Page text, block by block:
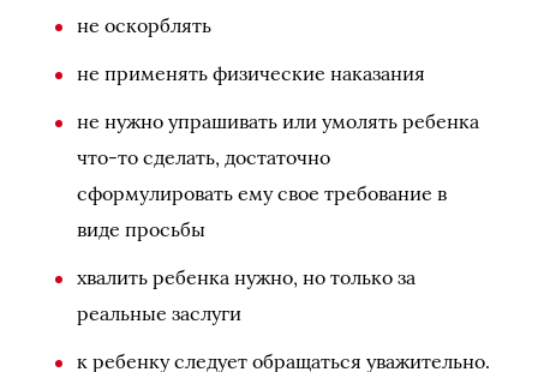
не оскорблять
не применять физические наказания
не нужно упрашивать или умолять ребенка
что-то сделать, достаточно
сформулировать ему свое требование в
виде просьбы
хвалить ребенка нужно, но только за
реальные заслуги
к ребенку следует обращаться уважительно.